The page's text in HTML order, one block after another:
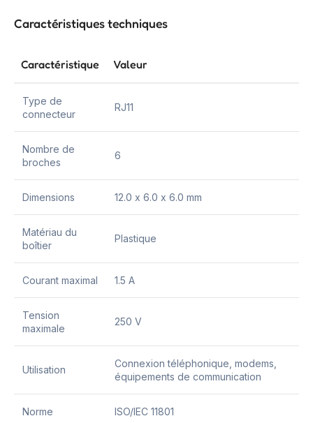
Caractéristiques techniques
Caractéristique Valeur
Type de
connecteur
RJ11
Nombre de
broches
6
Dimensions 12.0 x 6.0 x 6.0 mm
Matériau du
boîtier
Plastique
Courant maximal 1.5 A
Tension
maximale
250 V
Utilisation
Connexion téléphonique, modems,
équipements de communication
Norme ISO/IEC 11801